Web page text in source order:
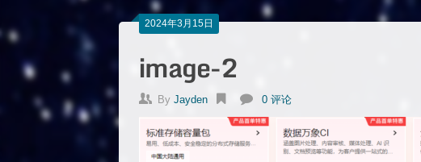
2024年3月15日
image-2
By Jayden 0 评论